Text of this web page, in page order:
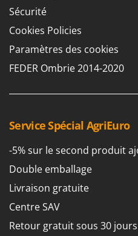
Sécurité
Cookies Policies
Paramètres des cookies
FEDER Ombrie 2014-2020
Service Spécial AgriEuro
-5% sur le second produit
Double emballage
Livraison gratuite
Centre SAV
Retour gratuit sous 30 jours